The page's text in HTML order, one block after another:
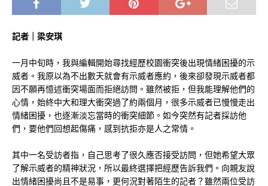
記者｜梁安琪
一月中旬時，我與編輯開始尋找經歷校園衝突後出現情緒困擾的示
威者。我原以為不出數天就會有示威者應約，後來卻發現示威者都
因不願再憶述衝突場面而拒絕訪問。雖然被拒，但我能理解他們的
心情，始終中大和理大衝突過了約兩個月，很多示威者已慢慢走出
情緒困擾，也逐漸淡忘當時的衝突細節。如今突然有記者採訪他
們，要他們回想起傷痛，感到抗拒亦是人之常情。
其中一名受訪者指，自己思考了很久應否接受訪問，但她希望大眾
了解示威者的精神狀況，所以最終選擇把經歷告訴我們。向親友說
出情緒困擾尚且不是易事，更何況對著陌生的記者？雖然兩位受訪